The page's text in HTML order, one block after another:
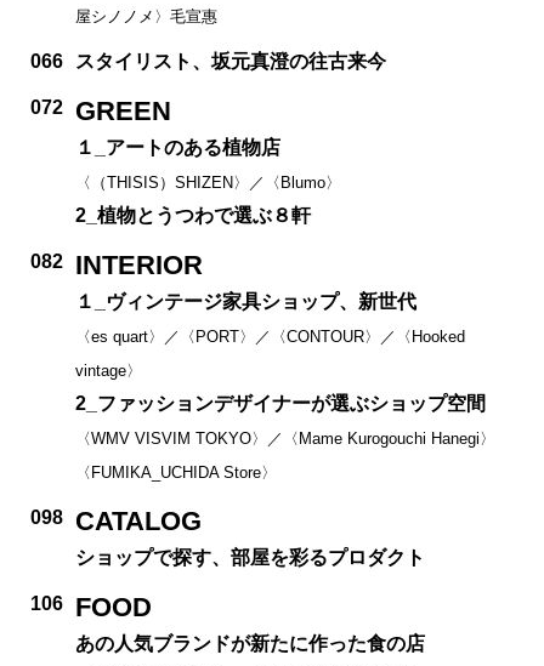
屋シノノメ〉毛宣惠
066 スタイリスト、坂元真澄の往古来今
072 GREEN
１_アートのある植物店
〈（THISIS）SHIZEN〉／〈Blumo〉
2_植物とうつわで選ぶ８軒
082 INTERIOR
１_ヴィンテージ家具ショップ、新世代
〈es quart〉／〈PORT〉／〈CONTOUR〉／〈Hooked
vintage〉
2_ファッションデザイナーが選ぶショップ空間
〈WMV VISVIM TOKYO〉／〈Mame Kurogouchi Hanegi〉
〈FUMIKA_UCHIDA Store〉
098 CATALOG
ショップで探す、部屋を彩るプロダクト
106 FOOD
あの人気ブランドが新たに作った食の店